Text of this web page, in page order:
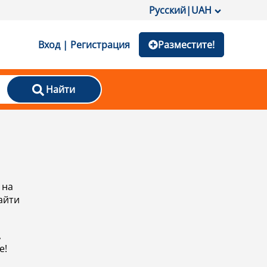
Русский|UAH
Вход | Регистрация Разместите!
Найти